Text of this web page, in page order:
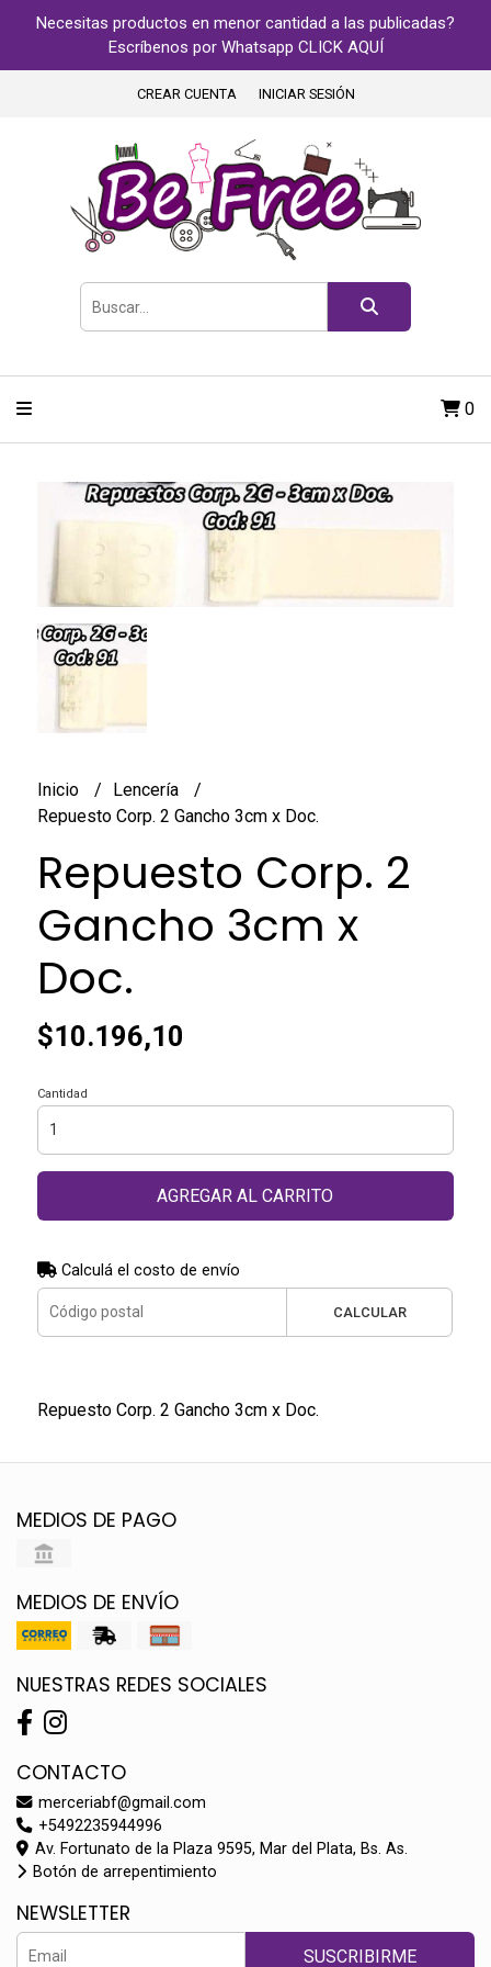
Necesitas productos en menor cantidad a las publicadas?
Escríbenos por Whatsapp CLICK AQUÍ
CREAR CUENTA INICIAR SESIÓN
0
Inicio
Lencería
Repuesto Corp. 2 Gancho 3cm x Doc.
Repuesto Corp. 2
Gancho 3cm x
Doc.
$10.196,10
Cantidad
AGREGAR AL CARRITO
Calculá el costo de envío
CALCULAR
Repuesto Corp. 2 Gancho 3cm x Doc.
MEDIOS DE PAGO
MEDIOS DE ENVÍO
NUESTRAS REDES SOCIALES
CONTACTO
merceriabf@gmail.com
+5492235944996
Av. Fortunato de la Plaza 9595, Mar del Plata, Bs. As.
Botón de arrepentimiento
NEWSLETTER
SUSCRIBIRME